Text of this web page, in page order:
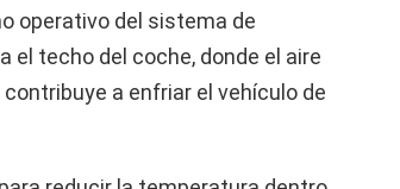
operativo del sistema de
el techo del coche, donde el aire
a enfriar el vehículo de